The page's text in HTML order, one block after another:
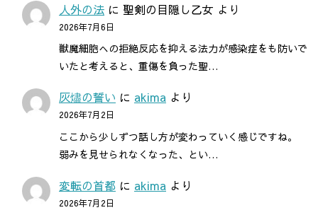
人外の法 に 聖剣の目隠し乙女 より
2026年7月6日
獣魔細胞への拒絶反応を抑える法力が感染症をも防いで
いたと考えると、重傷を負った聖…
灰燼の誓い に akima より
2026年7月2日
ここから少しずつ話し方が変わっていく感じですね。
弱みを見せられなくなった、とい…
変転の首都 に akima より
2026年7月2日